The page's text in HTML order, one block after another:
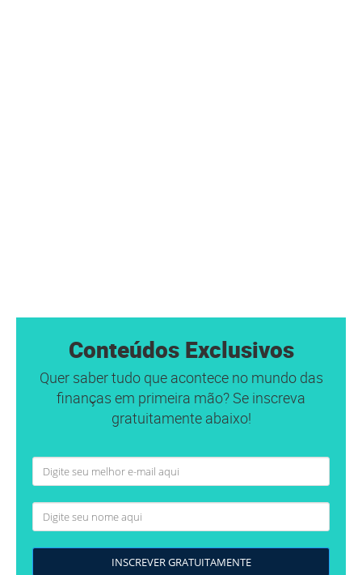
Conteúdos Exclusivos
Quer saber tudo que acontece no mundo das
finanças em primeira mão? Se inscreva
gratuitamente abaixo!
INSCREVER GRATUITAMENTE